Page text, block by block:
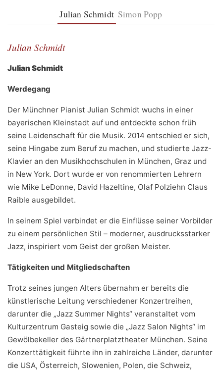
Julian Schmidt Simon Popp
Julian Schmidt
Julian Schmidt
Werdegang
Der Münchner Pianist Julian Schmidt wuchs in einer
bayerischen Kleinstadt auf und entdeckte schon früh
seine Leidenschaft für die Musik. 2014 entschied er sich,
seine Hingabe zum Beruf zu machen, und studierte Jazz-
Klavier an den Musikhochschulen in München, Graz und
in New York. Dort wurde er von renommierten Lehrern
wie Mike LeDonne, David Hazeltine, Olaf Polziehn Claus
Raible ausgebildet.
In seinem Spiel verbindet er die Einflüsse seiner Vorbilder
zu einem persönlichen Stil – moderner, ausdrucksstarker
Jazz, inspiriert vom Geist der großen Meister.
Tätigkeiten und Mitgliedschaften
Trotz seines jungen Alters übernahm er bereits die
künstlerische Leitung verschiedener Konzertreihen,
darunter die „Jazz Summer Nights“ veranstaltet vom
Kulturzentrum Gasteig sowie die „Jazz Salon Nights“ im
Gewölbekeller des Gärtnerplatztheater München. Seine
Konzerttätigkeit führte ihn in zahlreiche Länder, darunter
die USA, Österreich, Slowenien, Polen, die Schweiz,